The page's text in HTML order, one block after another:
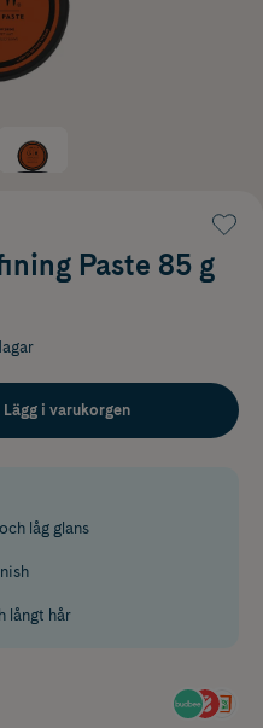
Paste 85 g
Lägg i varukorgen
låg glans
långt hår